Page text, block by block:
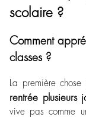
scolaire ?
Comment
classes ?
La première
rentrée plusieurs
vive pas comme